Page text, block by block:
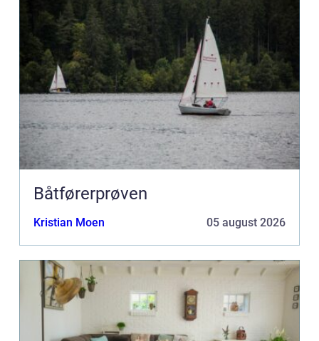
Båtførerprøven
Kristian Moen 05 august 2026